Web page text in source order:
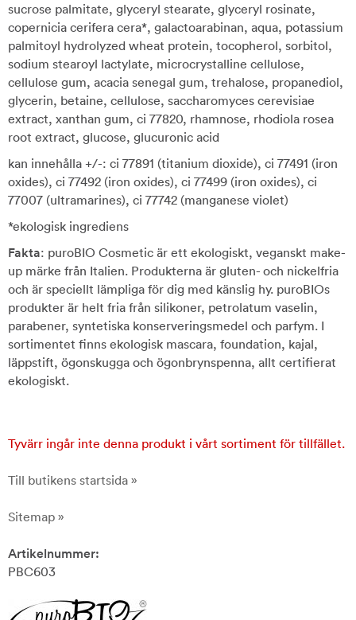
sucrose palmitate, glyceryl stearate, glyceryl rosinate,
copernicia cerifera cera*, galactoarabinan, aqua, potassium
palmitoyl hydrolyzed wheat protein, tocopherol, sorbitol,
sodium stearoyl lactylate, microcrystalline cellulose,
cellulose gum, acacia senegal gum, trehalose, propanediol,
glycerin, betaine, cellulose, saccharomyces cerevisiae
extract, xanthan gum, ci 77820, rhamnose, rhodiola rosea
root extract, glucose, glucuronic acid
kan innehålla +/-: ci 77891 (titanium dioxide), ci 77491 (iron
oxides), ci 77492 (iron oxides), ci 77499 (iron oxides), ci
77007 (ultramarines), ci 77742 (manganese violet)
*ekologisk ingrediens
Fakta: puroBIO Cosmetic är ett ekologiskt, veganskt make-
up märke från Italien. Produkterna är gluten- och nickelfria
och är speciellt lämpliga för dig med känslig hy. puroBIOs
produkter är helt fria från silikoner, petrolatum vaselin,
parabener, syntetiska konserveringsmedel och parfym. I
sortimentet finns ekologisk mascara, foundation, kajal,
läppstift, ögonskugga och ögonbrynspenna, allt certifierat
ekologiskt.
Tyvärr ingår inte denna produkt i vårt sortiment för tillfället.
Till butikens startsida »
Sitemap »
Artikelnummer:
PBC603